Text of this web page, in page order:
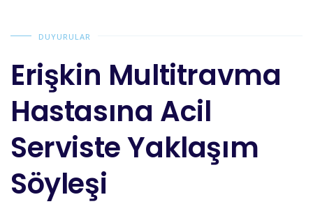
DUYURULAR
Erişkin Multitravma
Hastasına Acil
Serviste Yaklaşım
Söyleşi